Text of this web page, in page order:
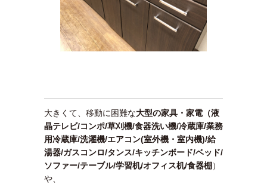
大きくて、移動に困難な大型の家具・家電（液
晶テレビ/コンポ/草刈機/食器洗い機/冷蔵庫/業務
用冷蔵庫/洗濯機/エアコン(室外機・室内機)/給
湯器/ガスコンロ/タンス/キッチンボード/ベッド/
ソファー/テーブル/学習机/オフィス机/食器棚）
や、